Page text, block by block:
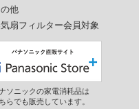
他
扇フィルター会員対象
ソニックの家電消耗品は
らでも販売しています。